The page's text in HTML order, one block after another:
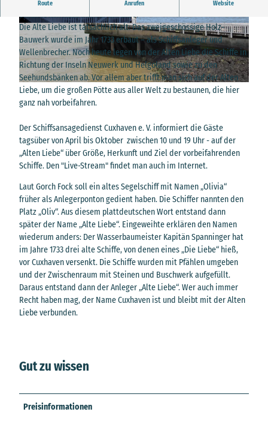
©CC-BY-SA
©CC-BY-SA ©CC-BY-SA
Route Anrufen Website
Von der zweistöckigen Aussichtsplattform "Alte Liebe" hat man
einen tollen Ausblick auf die Elbe.
Die Alte Liebe ist tatsächlich alt: Das zweigeschössige Holz-
Bauwerk wurde im Jahr 1733 erbaut – als Schiffsanleger und
Wellenbrecher. Noch heute legen von der Alten Liebe die Schiffe in
Richtung der Inseln Neuwerk und Helgoland sowie zu den
Seehundsbänken ab. Vor allem aber trifft man sich auf der Alten
Liebe, um die großen Pötte aus aller Welt zu bestaunen, die hier
ganz nah vorbeifahren.
Der Schiffsansagedienst Cuxhaven e. V. informiert die Gäste
tagsüber von April bis Oktober zwischen 10 und 19 Uhr - auf der
„Alten Liebe“ über Größe, Herkunft und Ziel der vorbeifahrenden
Schiffe. Den "Live-Stream" findet man auch im Internet.
Laut Gorch Fock soll ein altes Segelschiff mit Namen „Olivia“
früher als Anlegerponton gedient haben. Die Schiffer nannten den
Platz „Oliv“. Aus diesem plattdeutschen Wort entstand dann
später der Name „Alte Liebe“. Eingeweihte erklären den Namen
wiederum anders: Der Wasserbaumeister Kapitän Spanninger hat
im Jahre 1733 drei alte Schiffe, von denen eines „Die Liebe“ hieß,
vor Cuxhaven versenkt. Die Schiffe wurden mit Pfählen umgeben
und der Zwischenraum mit Steinen und Buschwerk aufgefüllt.
Daraus entstand dann der Anleger „Alte Liebe“. Wer auch immer
Recht haben mag, der Name Cuxhaven ist und bleibt mit der Alten
Liebe verbunden.
Gut zu wissen
Preisinformationen